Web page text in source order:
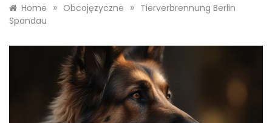
Home » Obcojęzyczne » Tierverbrennung Berlin
Spandau